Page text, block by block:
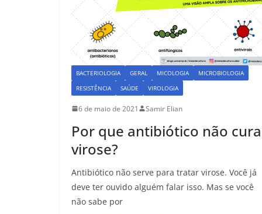
BACTERIOLOGIA GERAL MICOLOGIA
MICROBIOLOGIA
RESISTÊNCIA
SAÚDE VIROLOGIA
6 de maio de 2021 Samir Elian
Por que antibiótico não cura
virose?
Antibiótico não serve para tratar virose. Você já
deve ter ouvido alguém falar isso. Mas se você
não sabe por